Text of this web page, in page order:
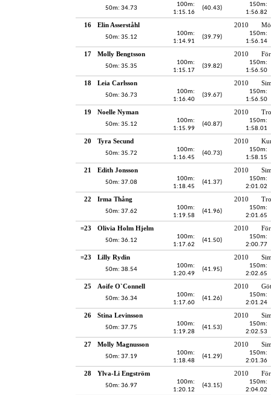
50m: 34.73
100m:
1:15.16
(40.43)
150m:
1:56.82
16 Elin Asserståhl 2010
50m: 35.12
100m:
1:14.91
(39.79)
150m:
1:56.14
17 Molly Bengtsson 2010
50m: 35.35
100m:
1:15.17
(39.82)
150m:
1:56.50
18 Leia Carlsson 2010
50m: 36.73
100m:
1:16.40
(39.67)
150m:
1:56.50
19 Noelle Nyman 2010
50m: 35.12
100m:
1:15.99
(40.87)
150m:
1:58.01
20 Tyra Secund 2010
50m: 35.72
100m:
1:16.45
(40.73)
150m:
1:58.15
21 Edith Jonsson 2010
50m: 37.08
100m:
1:18.45
(41.37)
150m:
2:01.02
22 Irma Thång 2010
50m: 37.62
100m:
1:19.58
(41.96)
150m:
2:01.65
=23 Olivia Holm Hjelm 2010
50m: 36.12
100m:
1:17.62
(41.50)
150m:
2:00.77
=23 Lilly Rydin 2010
50m: 38.54
100m:
1:20.49
(41.95)
150m:
2:02.65
25 Aoife O`Connell 2010
50m: 36.34
100m:
1:17.60
(41.26)
150m:
2:01.24
26 Stina Levinsson 2010
50m: 37.75
100m:
1:19.28
(41.53)
150m:
2:02.53
27 Molly Magnusson 2010
50m: 37.19
100m:
1:18.48
(41.29)
150m:
2:01.36
28 Ylva-Li Engström 2010
50m: 36.97
100m:
1:20.12
(43.15)
150m:
2:04.02